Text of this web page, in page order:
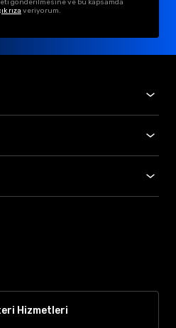
gönderilmesine ve bu kapsamda
rıza veriyorum.
Hizmetleri